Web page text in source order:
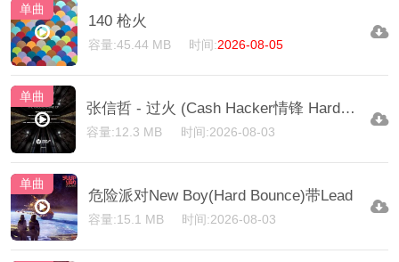
单曲
140 枪火
容量:45.44 MB 时间:2026-08-05
单曲
张信哲 - 过火 (Cash Hacker情锋 HardDance)
容量:12.3 MB 时间:2026-08-03
单曲
危险派对New Boy(Hard Bounce)带Lead
容量:15.1 MB 时间:2026-08-03